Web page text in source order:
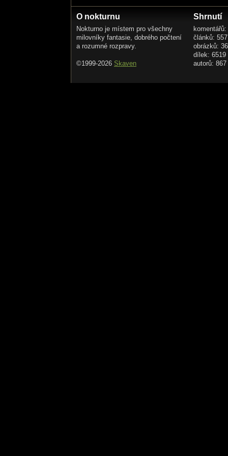
poslední co vidíš
meč, pomsta,hněv
a ten ti do chřtánu
tvých rukou-smrti pojď
O nokturnu
Nokturno je místem pro všechny
milovníky fantasie, dobrého počtení
a rozumné rozpravy.
©1999-2026 Skaven
Shrnutí
článků: 557
obrázků:
dílek: 6519
autorů: 867